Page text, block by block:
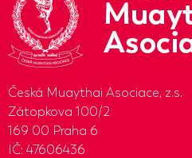
Česká Muaythai Asociace, z.s.
Zátopkova 100/2
169 00 Praha 6
IČ: 47606436